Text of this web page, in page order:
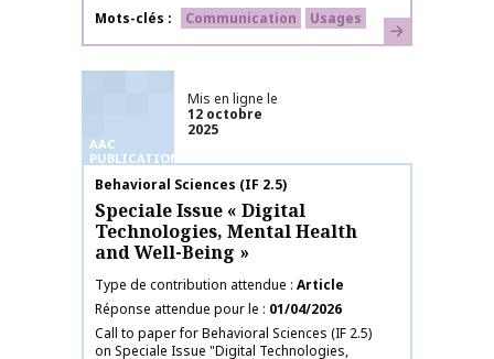
Mots-clés
Communication Usages En savoir plus
AAC
PUBLICATIONS
Mis en ligne le
12 octobre
2025
Nom de la publication
Behavioral Sciences (IF 2.5)
Speciale Issue « Digital
Technologies, Mental Health
and Well-Being »
Type de contribution attendue Article
Réponse attendue pour le
01/04/2026
Call to paper for Behavioral Sciences (IF 2.5)
on Speciale Issue "Digital Technologies,